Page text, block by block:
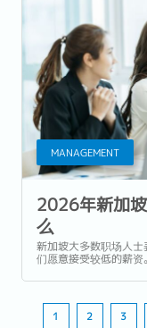
MANAGEMENT
2026年新加
么
新加坡大多数职场人
们愿意接受较低的薪
1 2 3